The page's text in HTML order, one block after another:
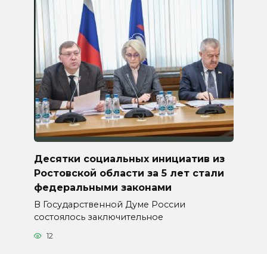
Десятки социальных инициатив из
Ростовской области за 5 лет стали
федеральными законами
В Государственной Думе России
состоялось заключительное
12